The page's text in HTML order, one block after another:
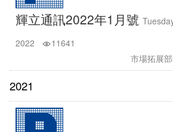
輝立通訊2022年1月號
2022
11641
市場拓展
2021